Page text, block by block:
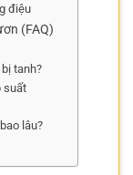
điệu
(FAQ)
tanh?
suất
lâu?